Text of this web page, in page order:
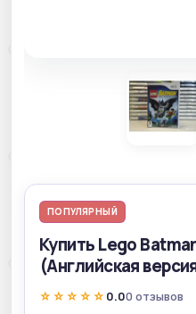
ПОПУЛЯРНЫЙ
Купить Lego
(Английская
☆☆☆☆☆ 0.00 отзывов